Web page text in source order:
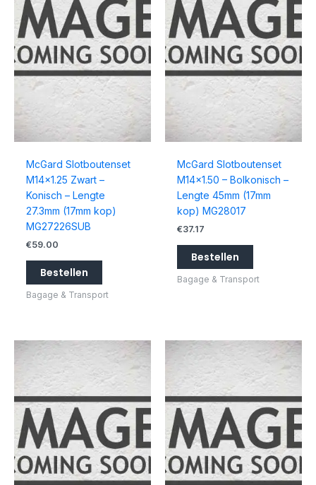
McGard Slotboutenset
M14x1.25 Zwart –
Konisch – Lengte
27.3mm (17mm kop)
MG27226SUB
€59.00
Bestellen
Bagage & Transport
McGard Slotboutenset
M14x1.50 – Bolkonisch –
Lengte 45mm (17mm
kop) MG28017
€37.17
Bestellen
Bagage & Transport